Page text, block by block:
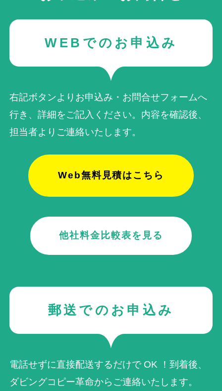
WEBでのお申込み
右記ボタンよりお申込み・お問合せフォームへ
行き、詳細をご記入ください。内容を確認後、
担当者よりご連絡いたします。
Web無料見積はこちら
他社料金比較表を見る
郵送でのお申込み
電話せずに直接配送するだけで OK ！到着後、
ダビングコピー革命からご連絡いたします。